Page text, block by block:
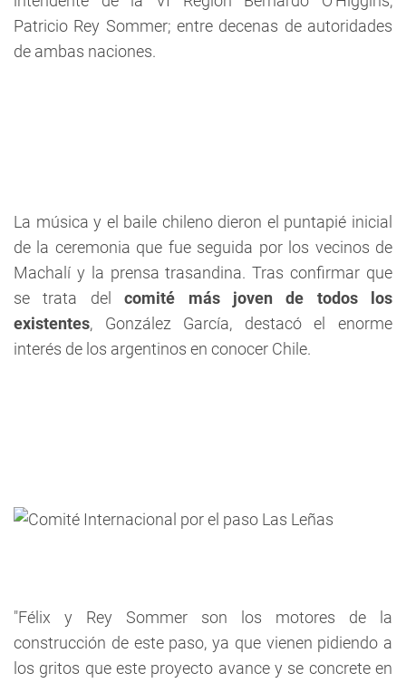
Patricio Rey Sommer; entre decenas de autoridades
de ambas naciones.
La música y el baile chileno dieron el puntapié inicial
de la ceremonia que fue seguida por los vecinos de
Machalí y la prensa trasandina. Tras confirmar que
se trata delcomité más joven de todos los
existentes, González García, destacó el enorme
interés de los argentinos en conocer Chile.
"Félix y Rey Sommer son los motores de la
construcción de este paso, ya que vienen pidiendo a
los gritos que este proyecto avance y se concrete en